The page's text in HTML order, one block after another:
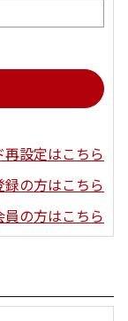
再設定はこちら
の方はこちら
の方はこちら